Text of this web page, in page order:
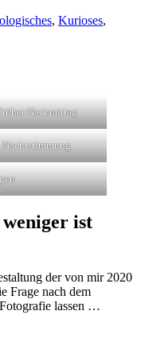
, Kurioses,
Nachmittag
Nachtstimmung
ist
der von mir 2020
Frage nach dem
lassen …